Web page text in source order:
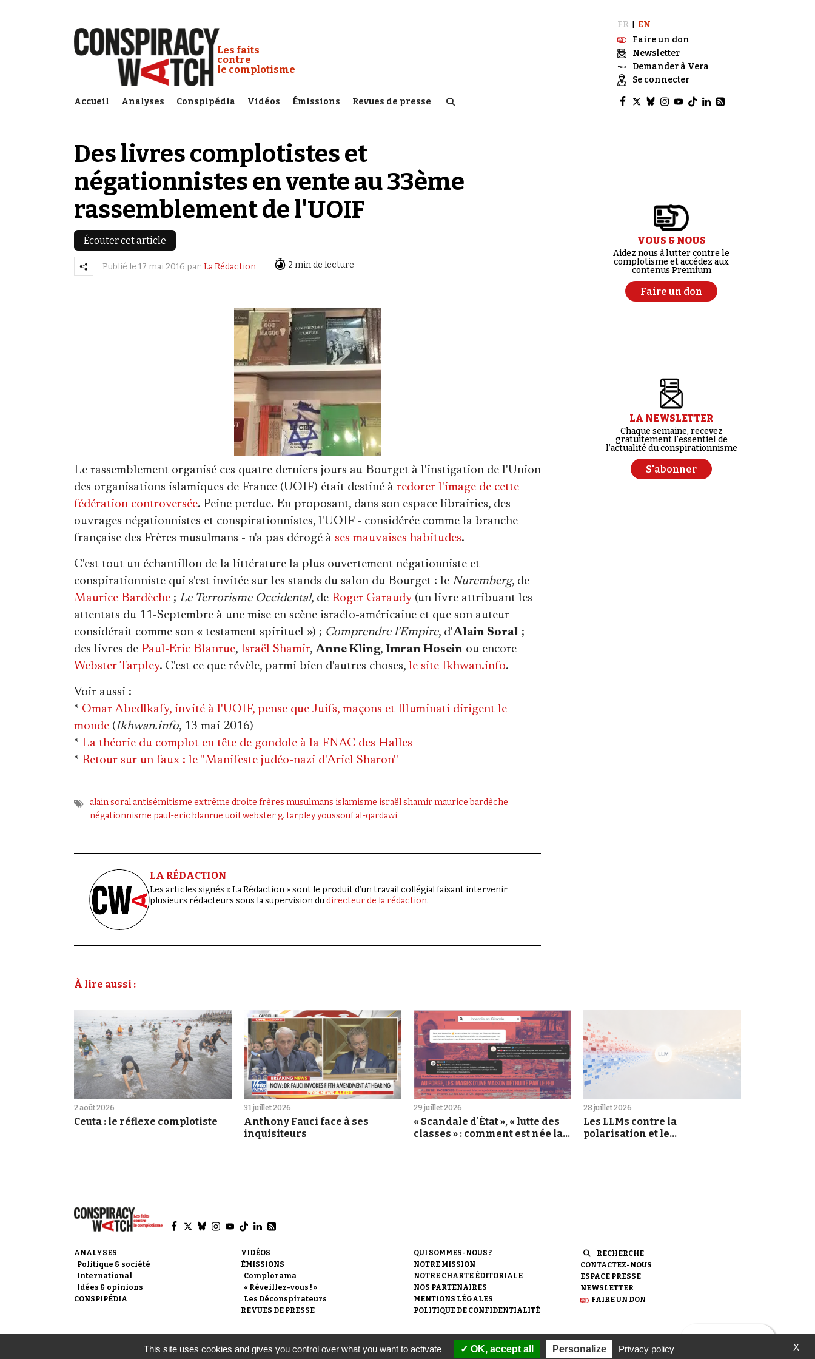
Conspiracy Watch :
Les faits
contre
le complotisme
Accueil Analyses Conspipédia Vidéos Émissions Revues de presse
FR
EN
Faire un don
Newsletter
Demander à Vera
Se connecter
Des livres complotistes et
négationnistes en vente au 33ème
rassemblement de l'UOIF
Écouter cet article
Publié le 17 mai 2016 par La Rédaction 2 min de lecture
Le rassemblement organisé ces quatre derniers jours au Bourget à l'instigation de l'Union
des organisations islamiques de France (UOIF) était destiné à redorer l'image de cette
fédération controversée. Peine perdue. En proposant, dans son espace librairies, des
ouvrages négationnistes et conspirationnistes, l'UOIF - considérée comme la branche
française des Frères musulmans - n'a pas dérogé à ses mauvaises habitudes.
C'est tout un échantillon de la littérature la plus ouvertement négationniste et
conspirationniste qui s'est invitée sur les stands du salon du Bourget : le Nuremberg, de
Maurice Bardèche ; Le Terrorisme Occidental, de Roger Garaudy(un livre attribuant les
attentats du 11-Septembre à une mise en scène israélo-américaine et que son auteur
considérait comme son « testament spirituel ») ; Comprendre l'Empire, d'Alain Soral ;
des livres de Paul-Eric Blanrue, Israël Shamir, Anne Kling, Imran Hosein ou encore
Webster Tarpley. C'est ce que révèle, parmi bien d'autres choses, le site Ikhwan.info.
Voir aussi :
* Omar Abedlkafy, invité à l'UOIF, pense que Juifs, maçons et Illuminati dirigent le
monde (Ikhwan.info, 13 mai 2016)
* La théorie du complot en tête de gondole à la FNAC des Halles
* Retour sur un faux : le ''Manifeste judéo-nazi d'Ariel Sharon''
alain soral antisémitisme extrême droite frères musulmans islamisme israël shamir maurice bardèche
négationnisme paul-eric blanrue uoif webster g. tarpley youssouf al-qardawi
LA RÉDACTION
Les articles signés « La Rédaction » sont le produit d’un travail collégial faisant intervenir
plusieurs rédacteurs sous la supervision dudirecteur de la rédaction.
VOUS & NOUS
Aidez nous à lutter contre le
complotisme et accédez aux
contenus Premium
Faire un don
LA NEWSLETTER
Chaque semaine, recevez
gratuitement l’essentiel de
l’actualité du conspirationnisme
S'abonner
À lire aussi :
2 août 2026
Ceuta : le réflexe complotiste
31 juillet 2026
Anthony Fauci face à ses
inquisiteurs
29 juillet 2026
« Scandale d'État », « lutte des
classes » : comment est née la
28 juillet 2026
Les LLMs contre la
polarisation et le
ANALYSES
Politique & société
International
Idées & opinions
CONSPIPÉDIA
VIDÉOS
ÉMISSIONS
Complorama
« Réveillez-vous ! »
Les Déconspirateurs
REVUES DE PRESSE
QUI SOMMES-NOUS ?
NOTRE MISSION
NOTRE CHARTE ÉDITORIALE
NOS PARTENAIRES
MENTIONS LÉGALES
POLITIQUE DE CONFIDENTIALITÉ
RECHERCHE
CONTACTEZ-NOUS
ESPACE PRESSE
NEWSLETTER
FAIRE UN DON
Conspiracy Watch| Une réalisation de l'Observatoire du conspirationnisme (association loi de 1901) avec le soutien de la Fondation pour la Mémoire de la Shoah. X
This site uses cookies and gives you control over what you want to activate OK, accept all Personalize Privacy policy